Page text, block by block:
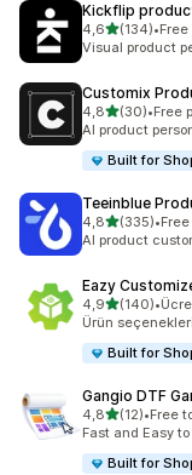
Kickflip
4,65 yıldız
(134)
toplam 134•
Visual product
Customix
4,85 yıldız
(30)
toplam 30•Free
AI product
Built for
Teeinblue
4,85 yıldız
(335)
toplam 335•
AI product
Eazy
4,95 yıldız
(140)
toplam 140 •
Ürün
Built for
Gangio DTF
4,85 yıldız
(12)
toplam 12•Free
Fast and Easy
Built for